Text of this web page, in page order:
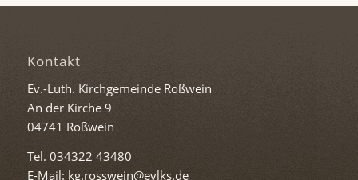
Kontakt
Ev.-Luth. Kirchgemeinde Roßwein
An der Kirche 9
04741 Roßwein
Tel. 034322 43480
E-Mail: kg.rosswein@evlks.de